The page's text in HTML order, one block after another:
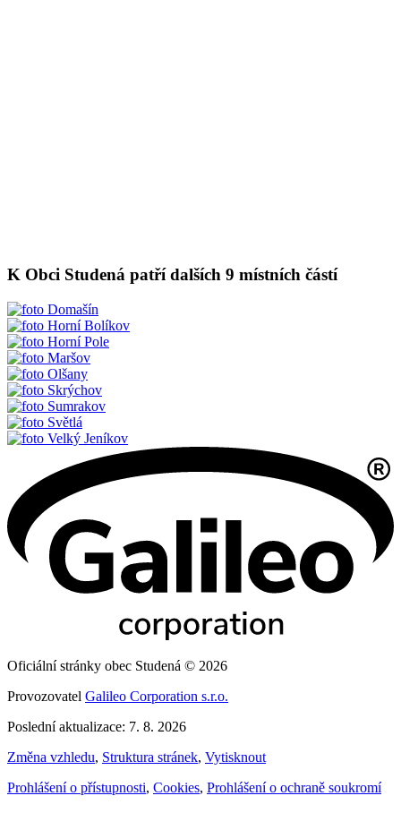
K Obci Studená patří dalších 9 místních částí
Domašín
Horní Bolíkov
Horní Pole
Maršov
Olšany
Skrýchov
Sumrakov
Světlá
Velký Jeníkov
Oficiální stránky obec Studená © 2026
Provozovatel Galileo Corporation s.r.o.
Poslední aktualizace: 7. 8. 2026
Změna vzhledu, Struktura stránek, Vytisknout
Prohlášení o přístupnosti, Cookies, Prohlášení o ochraně soukromí